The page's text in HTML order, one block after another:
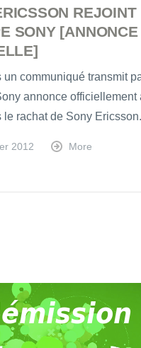
REJOINT
SONY [ANNONCE
un communiqué transmit
annonce officiellement
le rachat de Sony Ericsson.
2012 More